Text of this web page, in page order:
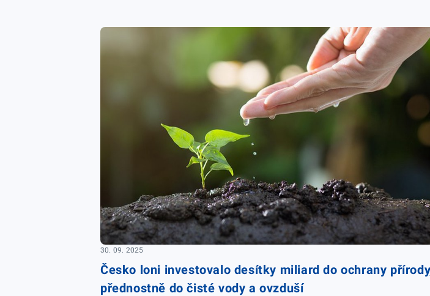
30. 09. 2025
Česko loni investovalo desítky miliard do ochrany
přednostně do čisté vody a ovzduší